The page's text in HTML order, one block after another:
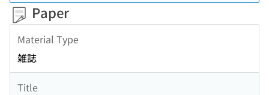
Paper
Material Type
雑誌
Title